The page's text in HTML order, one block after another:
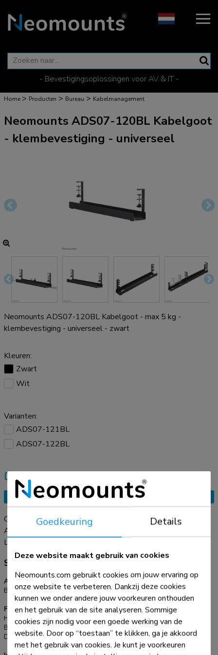
- Bevestigingsoplossingen voor AV & IT -
Home > Producten > Bureau > Kabelmanagement
Neomounts ADS07-120BL Kabelgoot
- klembevestiging - universeel
Neomounts ADS07-120BL Kabelgoot - max 5 kg -
klembevestiging - universeel - zwart
Kleuren:
Zwart
Wit
Varianten:
ADS07-121BL
ADS07-122BL
Vraag offerte aan
Creëer een opgeruimde en efficiënte werkplek met de
ADS07-120BL kabelgoot. Het in breedte verstelbare
ontwerp (80, 100 en 120 cm) biedt voldoende ruimte voor
meerdere kabels, stekkerdozen en meer en maakt de
kabelgoot geschikt voor verschillende bureaubreedtes. Het
klemsysteem zorgt voor een snelle, gereedschapsloze
installatie zonder je bureau te beschadigen. De kabelgoot is
perfect voor het geleiden en wegwerken van kabels, zodat je
een nette en georganiseerde werkplek houdt.
Lees meer
Specificaties
Algemeen
Bureaumontage:
Klem
Functionaliteit
Hoogte:
20,7 cm
Breedte:
Diepte:
10,5 cm
Goedkeuring Details
Deze website maakt gebruik van cookies
Neomounts.com gebruikt cookies om jouw ervaring op
onze website te verbeteren. Dankzij deze cookies
kunnen we onder andere jouw voorkeuren onthouden
en het gebruik van de site analyseren. Sommige
cookies zijn nodig voor een goede werking van de
website. Door op “toestaan” te klikken, ga je akkoord
met het gebruik van cookies. Je kunt je voorkeuren